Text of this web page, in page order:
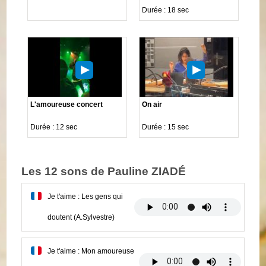
Durée : 18 sec
L'amoureuse concert
Durée : 12 sec
On air
Durée : 15 sec
Les 12 sons de Pauline ZIADÉ
Je t'aime : Les gens qui
doutent (A.Sylvestre)
Je t'aime : Mon amoureuse